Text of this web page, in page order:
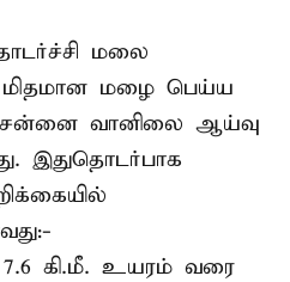
மலை
மழை பெய்ய
வானிலை ஆய்வு
இதுதொடர்பாக
7.6 கி.மீ. உயரம் வரை